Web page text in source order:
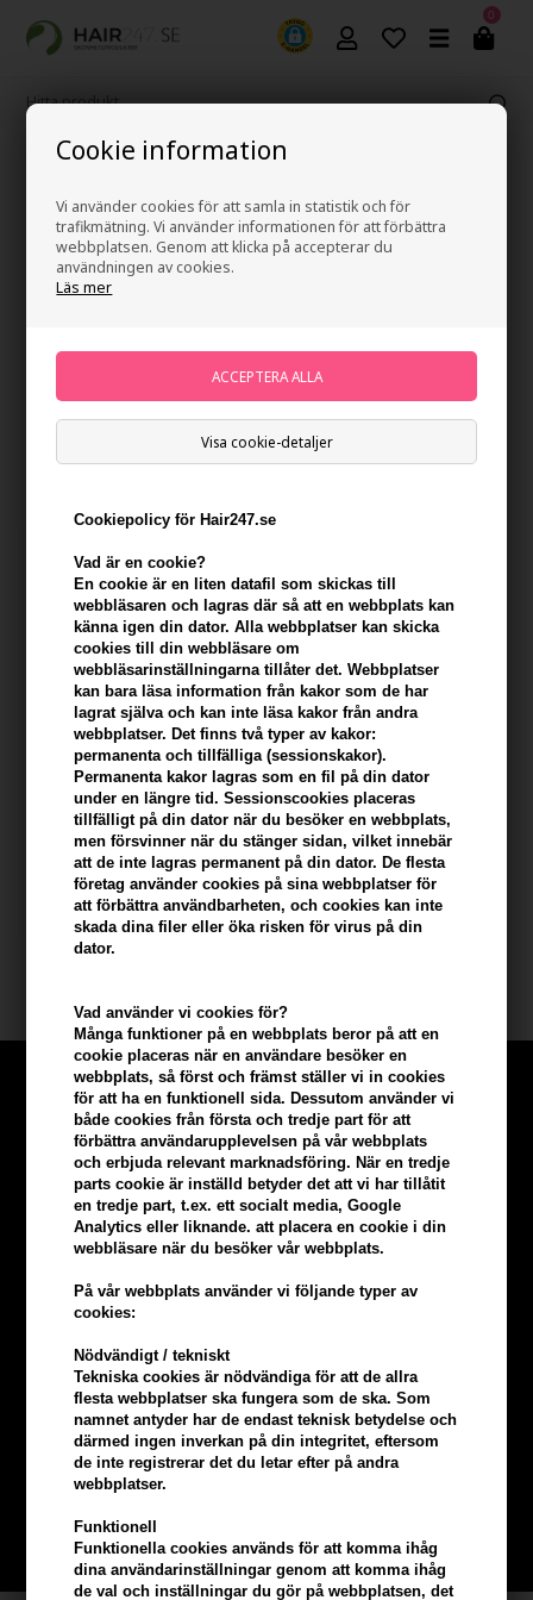
Cookie information
Vi använder cookies för att samla in statistik och för
trafikmätning. Vi använder informationen för att förbättra
webbplatsen. Genom att klicka på accepterar du
användningen av cookies.
Läs mer
Visa cookie-detaljer
Cookiepolicy för Hair247.se
Vad är en cookie?
En cookie är en liten datafil som skickas till
webbläsaren och lagras där så att en webbplats kan
känna igen din dator. Alla webbplatser kan skicka
cookies till din webbläsare om
webbläsarinställningarna tillåter det. Webbplatser
kan bara läsa information från kakor som de har
lagrat själva och kan inte läsa kakor från andra
webbplatser. Det finns två typer av kakor:
permanenta och tillfälliga (sessionskakor).
Permanenta kakor lagras som en fil på din dator
under en längre tid. Sessionscookies placeras
tillfälligt på din dator när du besöker en webbplats,
men försvinner när du stänger sidan, vilket innebär
att de inte lagras permanent på din dator. De flesta
företag använder cookies på sina webbplatser för
att förbättra användbarheten, och cookies kan inte
skada dina filer eller öka risken för virus på din
dator.
Vad använder vi cookies för?
Många funktioner på en webbplats beror på att en
cookie placeras när en användare besöker en
webbplats, så först och främst ställer vi in ​​cookies
för att ha en funktionell sida. Dessutom använder vi
både cookies från första och tredje part för att
förbättra användarupplevelsen på vår webbplats
och erbjuda relevant marknadsföring. När en tredje
parts cookie är inställd betyder det att vi har tillåtit
en tredje part, t.ex. ett socialt media, Google
Analytics eller liknande. att placera en cookie i din
webbläsare när du besöker vår webbplats.
På vår webbplats använder vi följande typer av
cookies:
Nödvändigt / tekniskt
Tekniska cookies är nödvändiga för att de allra
flesta webbplatser ska fungera som de ska. Som
namnet antyder har de endast teknisk betydelse och
därmed ingen inverkan på din integritet, eftersom
de inte registrerar det du letar efter på andra
webbplatser.
Funktionell
Funktionella cookies används för att komma ihåg
dina användarinställningar genom att komma ihåg
de val och inställningar du gör på webbplatsen, det
0
365 dagars ångerrätt
Moser Føn
Moser ProtectProfessional hårtork är en stark hårtork
med många bra egenskaper.
Moser Protect 1500W
Føntørrer - Model 4360
Ej i lager
Tjäna5% bonuspå hela din
beställning
Bli en del av vår kundklubb gratis och få rabatter när du handlar
BLI EN GRATIS MEDLEM HÄR